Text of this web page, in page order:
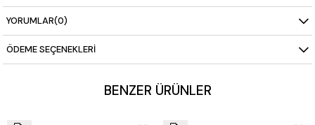
On Demand Öğütme:CG 200 OD, talep üzerine öğütme
yaparak her fincanda taze kahve sunar. Bu, kahve
çekirdeklerinin aromasını ve tazeliğini en iyi şekilde korur.
Kullanıcı Dostu Kontroller:Elektronik kontrol paneli
sayesinde, öğütme süresi, miktarı ve diğer ayarları kolayca
yapabilirsiniz. Bu özellik, baristaların her seferinde tutarlı ve
çalışan bu model, sessiz ve huzurlu bir çalışma ortamı sunar.
Kompakt yapısı sayesinde dar alanlarda bile rahatça
YORUMLAR(0)
ÖDEME SEÇENEKLERI
BENZER ÜRÜNLER